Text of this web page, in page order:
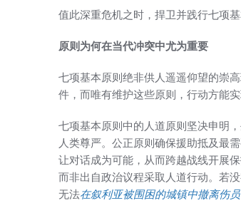
值此深重危机之时，捍卫并践行七项
原则为何在当代冲突中尤为重要
七项基本原则绝非供人遥遥仰望的崇
件，而唯有维护这些原则，行动方能实
七项基本原则中的人道原则坚决申明
人类尊严。公正原则确保援助抵及最
让对话成为可能，从而跨越战线开展
而非出自政治议程采取人道行动。若
无法在叙利亚被围困的城镇中撤离伤员